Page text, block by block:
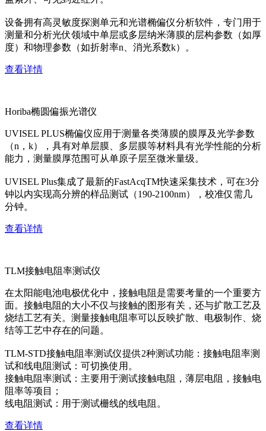
设备拥有高灵敏度探测单元和光谱椭偏仪分析软件，专门用于
测量和分析光伏领域中单层或多层纳米薄膜的层构参数（如厚
度）和物理参数（如折射率n、消光系数k）。
查看详情
Horiba椭圆偏振光谱仪
UVISEL PLUS椭偏仪应用于测量各类薄膜的膜厚及光学参数
（n，k），具有对单层膜、多层膜等材料具有光学性能的分析
能力，测量膜厚范围可从单原子层至微米量级。
UVISEL Plus集成了最新的FastAcqTM快速采集技术，可在3分
钟以内实现高分辨的样品测试（190-2100nm），校准仅需几
分钟。
查看详情
TLM接触电阻率测试仪
在太阳能电池电极优化中，接触电阻是需要考量的一个重要方
面。接触电阻的大小不仅与接触的图形有关，还与扩散工艺及
烧结工艺有关。测量接触电阻率可以反映扩散、电极制作、烧
结等工艺中存在的问题。
TLM-STD接触电阻率测试仪提供2种测试功能：接触电阻率测
试和线电阻测试：可切换使用。
接触电阻率测试：主要用于测试接触电阻，薄层电阻，接触电
阻率等项目；
线电阻测试：用于测试栅线的线电阻。
查看详情